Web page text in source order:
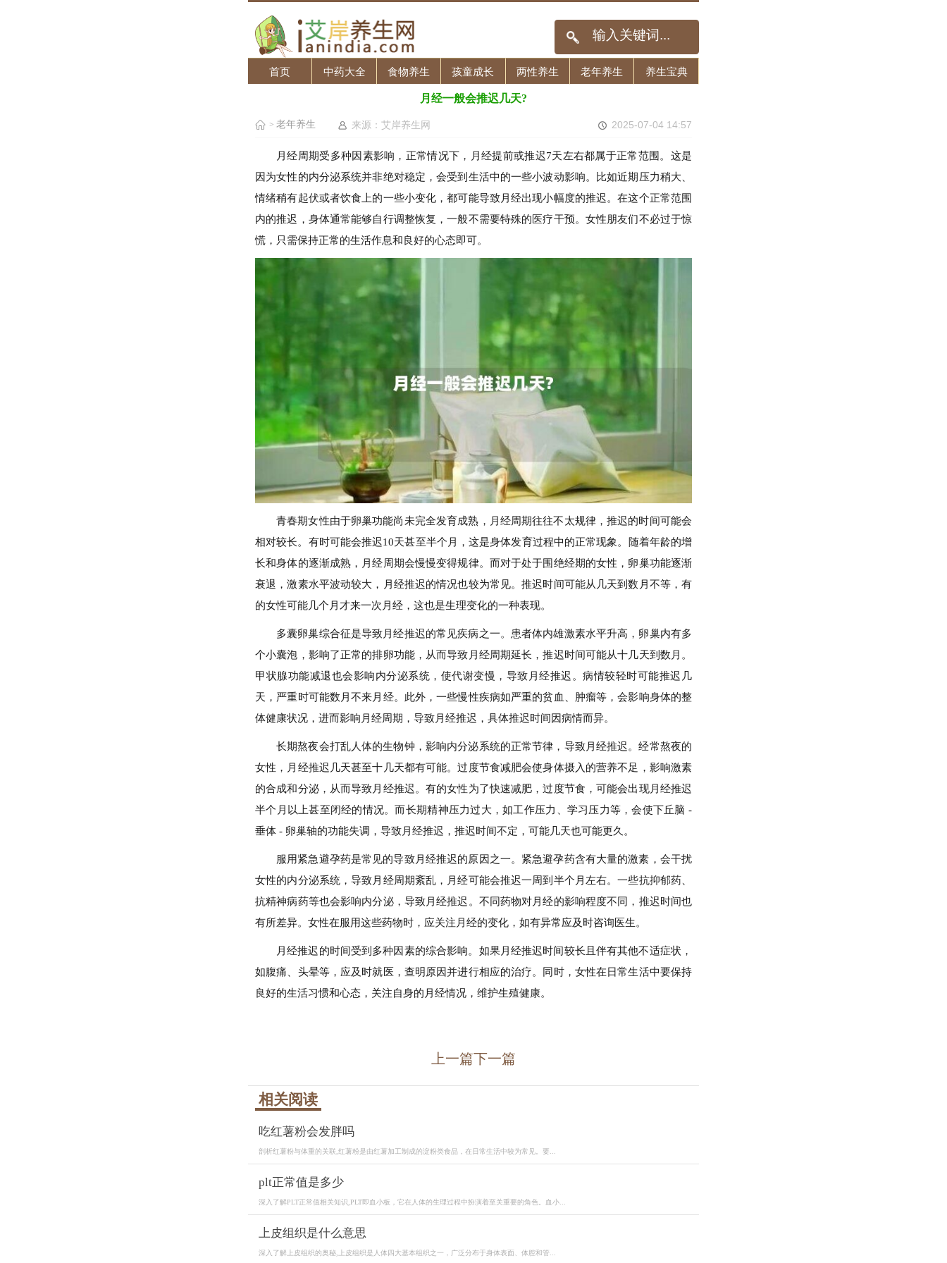
首页 中药大全 食物养生 孩童成长 两性养生 老年养生 养生宝典
月经一般会推迟几天?
> 老年养生 来源：艾岸养生网 2025-07-04 14:57
月经周期受多种因素影响，正常情况下，月经提前或推迟7天左右都属于正常范围。这是
因为女性的内分泌系统并非绝对稳定，会受到生活中的一些小波动影响。比如近期压力稍大、
情绪稍有起伏或者饮食上的一些小变化，都可能导致月经出现小幅度的推迟。在这个正常范围
内的推迟，身体通常能够自行调整恢复，一般不需要特殊的医疗干预。女性朋友们不必过于惊
慌，只需保持正常的生活作息和良好的心态即可。
青春期女性由于卵巢功能尚未完全发育成熟，月经周期往往不太规律，推迟的时间可能会
相对较长。有时可能会推迟10天甚至半个月，这是身体发育过程中的正常现象。随着年龄的增
长和身体的逐渐成熟，月经周期会慢慢变得规律。而对于处于围绝经期的女性，卵巢功能逐渐
衰退，激素水平波动较大，月经推迟的情况也较为常见。推迟时间可能从几天到数月不等，有
的女性可能几个月才来一次月经，这也是生理变化的一种表现。
多囊卵巢综合征是导致月经推迟的常见疾病之一。患者体内雄激素水平升高，卵巢内有多
个小囊泡，影响了正常的排卵功能，从而导致月经周期延长，推迟时间可能从十几天到数月。
甲状腺功能减退也会影响内分泌系统，使代谢变慢，导致月经推迟。病情较轻时可能推迟几
天，严重时可能数月不来月经。此外，一些慢性疾病如严重的贫血、肿瘤等，会影响身体的整
体健康状况，进而影响月经周期，导致月经推迟，具体推迟时间因病情而异。
长期熬夜会打乱人体的生物钟，影响内分泌系统的正常节律，导致月经推迟。经常熬夜的
女性，月经推迟几天甚至十几天都有可能。过度节食减肥会使身体摄入的营养不足，影响激素
的合成和分泌，从而导致月经推迟。有的女性为了快速减肥，过度节食，可能会出现月经推迟
半个月以上甚至闭经的情况。而长期精神压力过大，如工作压力、学习压力等，会使下丘脑 -
垂体 - 卵巢轴的功能失调，导致月经推迟，推迟时间不定，可能几天也可能更久。
服用紧急避孕药是常见的导致月经推迟的原因之一。紧急避孕药含有大量的激素，会干扰
女性的内分泌系统，导致月经周期紊乱，月经可能会推迟一周到半个月左右。一些抗抑郁药、
抗精神病药等也会影响内分泌，导致月经推迟。不同药物对月经的影响程度不同，推迟时间也
有所差异。女性在服用这些药物时，应关注月经的变化，如有异常应及时咨询医生。
月经推迟的时间受到多种因素的综合影响。如果月经推迟时间较长且伴有其他不适症状，
如腹痛、头晕等，应及时就医，查明原因并进行相应的治疗。同时，女性在日常生活中要保持
良好的生活习惯和心态，关注自身的月经情况，维护生殖健康。
上一篇下一篇
相关阅读
吃红薯粉会发胖吗
剖析红薯粉与体重的关联,红薯粉是由红薯加工制成的淀粉类食品，在日常生活中较为常见。要...
plt正常值是多少
深入了解PLT正常值相关知识,PLT即血小板，它在人体的生理过程中扮演着至关重要的角色。血小...
上皮组织是什么意思
深入了解上皮组织的奥秘,上皮组织是人体四大基本组织之一，广泛分布于身体表面、体腔和管...